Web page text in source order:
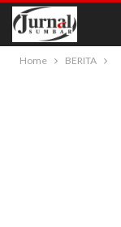
Home BERITA